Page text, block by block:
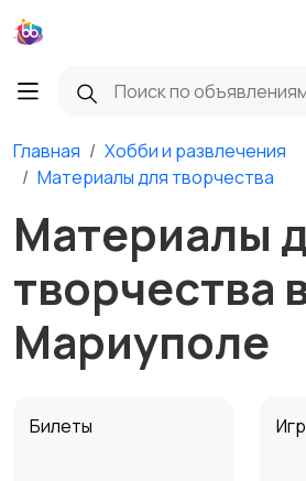
Главная
Хобби и развлечения
Материалы для творчества
Материалы
творчества
Мариуполе
Билеты